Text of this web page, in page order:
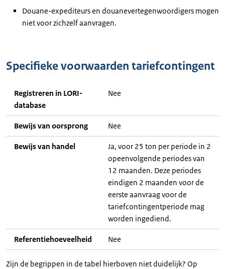
Douane-expediteurs en douanevertegenwoordigers mogen
niet voor zichzelf aanvragen.
Specifieke voorwaarden tariefcontingent
Registreren in LORI-
database
Nee
Bewijs van oorsprong Nee
Bewijs van handel
Ja, voor 25 ton per periode in 2
opeenvolgende periodes van
12 maanden. Deze periodes
eindigen 2 maanden voor de
eerste aanvraag voor de
tariefcontingentperiode mag
worden ingediend.
Referentiehoeveelheid Nee
Zijn de begrippen in de tabel hierboven niet duidelijk? Op